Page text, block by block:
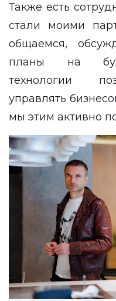
Также есть
стали моими
общаемся,
планы на
технологии
управлять
мы этим активно